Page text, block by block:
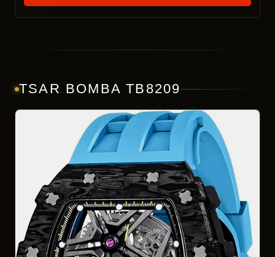
TSAR BOMBA TB8209